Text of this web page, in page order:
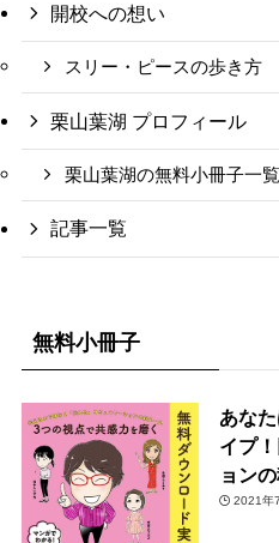
開校への想い
スリー・ピースの歩き方
栗山葉湖 プロフィール
栗山葉湖の無料小冊子一覧
記事一覧
無料小冊子
あな
イプ
ョン
2021年